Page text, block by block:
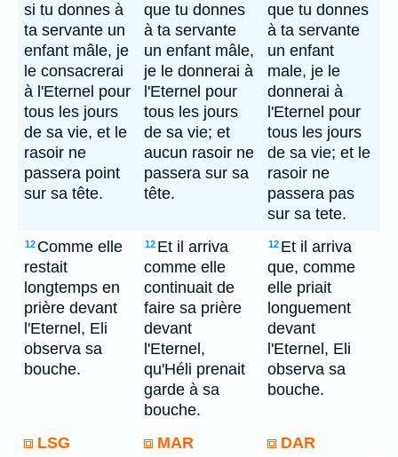
si tu donnes à
ta servante un
enfant mâle, je
le consacrerai
à l'Eternel pour
tous les jours
de sa vie, et le
rasoir ne
passera point
sur sa tête.
que tu donnes
à ta servante
un enfant mâle,
je le donnerai à
l'Eternel pour
tous les jours
de sa vie; et
aucun rasoir ne
passera sur sa
tête.
que tu donnes
à ta servante
un enfant
male, je le
donnerai à
l'Eternel pour
tous les jours
de sa vie; et le
rasoir ne
passera pas
sur sa tete.
12 Comme elle
restait
longtemps en
prière devant
l'Eternel, Eli
observa sa
bouche.
12 Et il arriva
comme elle
continuait de
faire sa prière
devant
l'Eternel,
qu'Héli prenait
garde à sa
bouche.
12 Et il arriva
que, comme
elle priait
longuement
devant
l'Eternel, Eli
observa sa
bouche.
LSG MAR DAR